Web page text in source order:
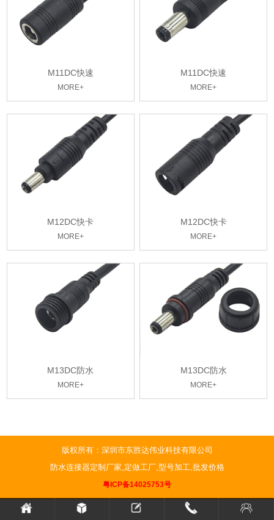
M11DC快速
MORE+
M11DC快速
MORE+
M12DC快卡
MORE+
M12DC快卡
MORE+
M13DC防水
MORE+
M13DC防水
MORE+
版权所有：深圳市东胜达伟业科技有限公司
防水连接器定制厂家,定做工厂,型号加工,批发价格
粤ICP备14025753号